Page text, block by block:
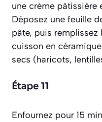
une crème pâtissière
Déposez une feuille
pâte, puis
cuisson en
secs (haricots,
Étape 11
Enfournez pour 15